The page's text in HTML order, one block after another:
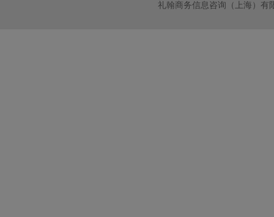
礼翰商务信息咨询（上海）